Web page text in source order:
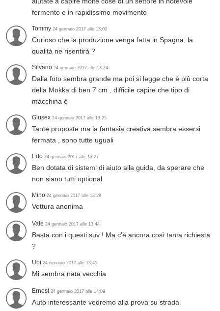
fermento e in rapidissimo movimento
Tommy 24 gennaio 2017 alle 13:00
Curioso che la produzione venga fatta in Spagna, la
qualità ne risentirà ?
Silvano 24 gennaio 2017 alle 13:24
Dalla foto sembra grande ma poi si legge che è più corta
della Mokka di ben 7 cm , difficile capire che tipo di
macchina è
Giusex 24 gennaio 2017 alle 13:25
Tante proposte ma la fantasia creativa sembra essersi
fermata , sono tutte uguali
Edo 24 gennaio 2017 alle 13:27
Ben dotata di sistemi di aiuto alla guida, da sperare che
non siano tutti optional
Mino 24 gennaio 2017 alle 13:28
Vettura anonima
Vale 24 gennaio 2017 alle 13:44
Basta con i questi suv ! Ma c'è ancora così tanta richiesta
?
Ubi 24 gennaio 2017 alle 13:45
Mi sembra nata vecchia
Ernest 24 gennaio 2017 alle 14:09
Auto interessante vedremo alla prova su strada